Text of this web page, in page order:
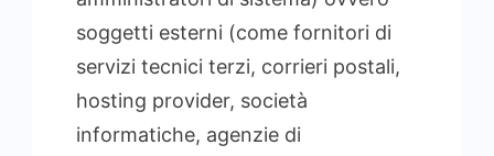
soggetti esterni (come fornitori di
servizi tecnici terzi, corrieri postali,
hosting provider, società
informatiche, agenzie di